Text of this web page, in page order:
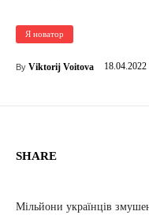
Я новатор
By Viktorij Voitova 18.04.2022
SHARE
Мільйони українців